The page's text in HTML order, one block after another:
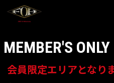
MEMBER'S ONLY
会員限定エリアとなり